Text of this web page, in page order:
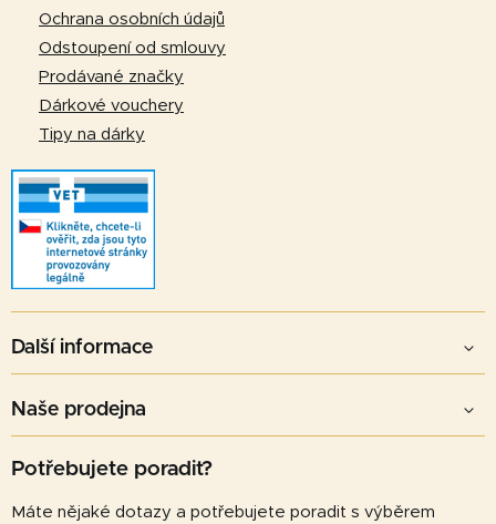
Ochrana osobních údajů
Odstoupení od smlouvy
Prodávané značky
Dárkové vouchery
Tipy na dárky
Další informace
Naše prodejna
Potřebujete poradit?
Máte nějaké dotazy a potřebujete poradit s výběrem